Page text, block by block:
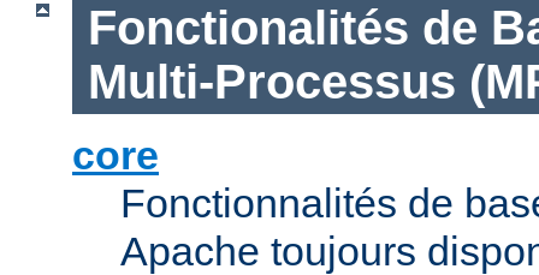
Fonctionalités de
Multi-Processus
core
Fonctionnalités de
Apache toujours